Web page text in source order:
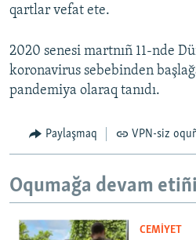
qartlar vefat ete.
2020 senesi martnıñ 11-nde
koronavirus sebebinden
pandemiya olaraq tanıdı.
Paylaşmaq VPN-siz
Oqumağa devam
CEMİYET